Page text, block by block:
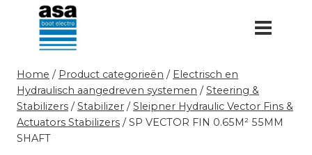
Doorgaan
inhoud
Home / Product categorieën / Electrisch en
Hydraulisch aangedreven systemen / Steering &
Stabilizers / Stabilizer / Sleipner Hydraulic Vector Fins &
Actuators Stabilizers / SP VECTOR FIN 0.65M² 55MM
SHAFT